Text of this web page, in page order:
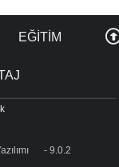
EĞİTİM
- 9.0.2